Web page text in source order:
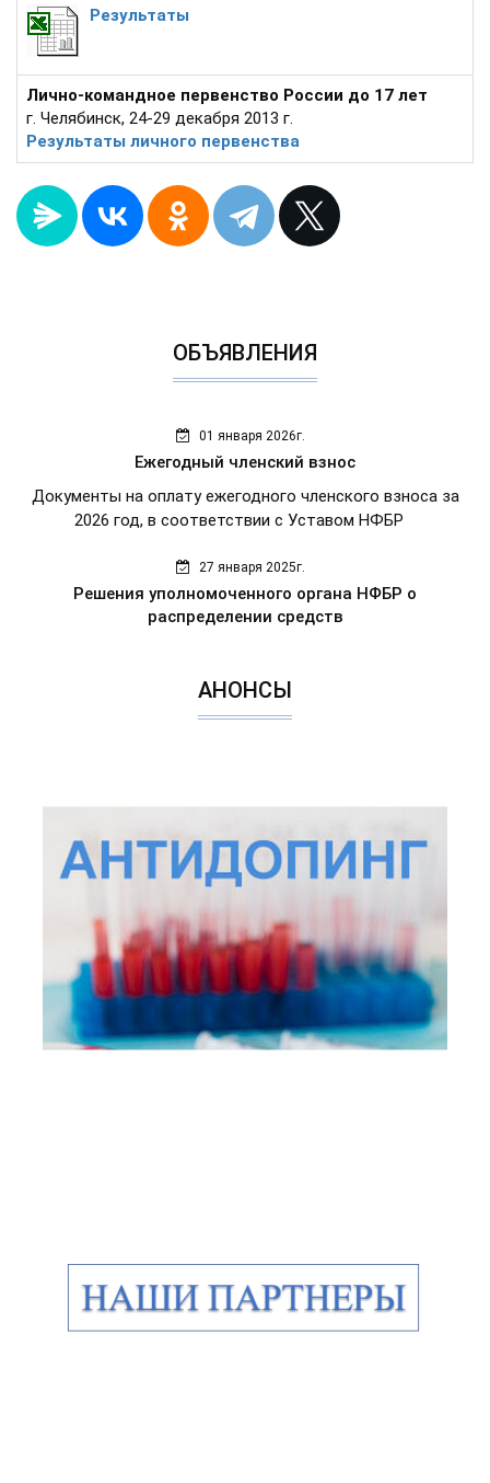
Результаты
Лично-командное первенство России до 17 лет
г. Челябинск, 24-29 декабря 2013 г.
Результаты личного первенства
ОБЪЯВЛЕНИЯ
01 января 2026г.
Ежегодный членский взнос
Документы на оплату ежегодного членского взноса за
2026 год, в соответствии с Уставом НФБР
27 января 2025г.
Решения уполномоченного органа НФБР о
распределении средств
АНОНСЫ